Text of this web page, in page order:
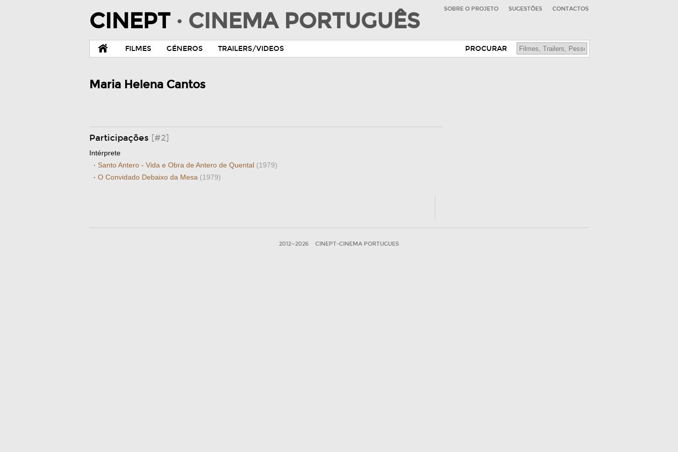
CINEPT · CINEMA PORTUGUÊS SOBRE O PROJETO SUGESTÕES CONTACTOS
FILMES GÉNEROS TRAILERS/VIDEOS PROCURAR
Maria Helena Cantos
Participações [#2]
Intérprete
· Santo Antero - Vida e Obra de Antero de Quental (1979)
· O Convidado Debaixo da Mesa (1979)
2012—2026 CINEPT-CINEMA PORTUGUES